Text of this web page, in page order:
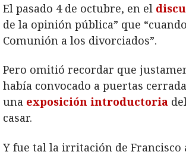
El pasado 4 de octubre, en el
de la opinión pública” que
Comunión a los divorciados”.
Pero omitió recordar que
había convocado a puertas
una exposición introductoria
casar.
Y fue tal la irritación de Francisco